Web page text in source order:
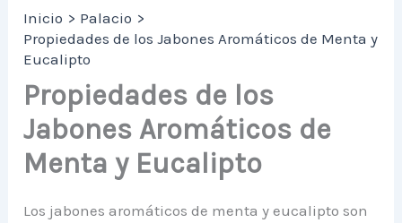
Inicio
Palacio
Propiedades de los Jabones Aromáticos de Menta y
Eucalipto
Propiedades de los
Jabones Aromáticos de
Menta y Eucalipto
Los jabones aromáticos de menta y eucalipto son